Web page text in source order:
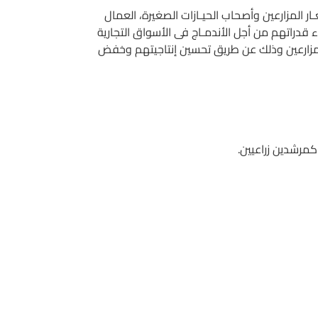
مصر، بما فى ذلك صغـار المزارعين وأصحاب الحيـازات الصغيرة، العمال
قدراتهم من أجل الأندمـاج فى الأسواق التجارية
وذلك عن طريق تحسين إنتاجيتهم وخفض